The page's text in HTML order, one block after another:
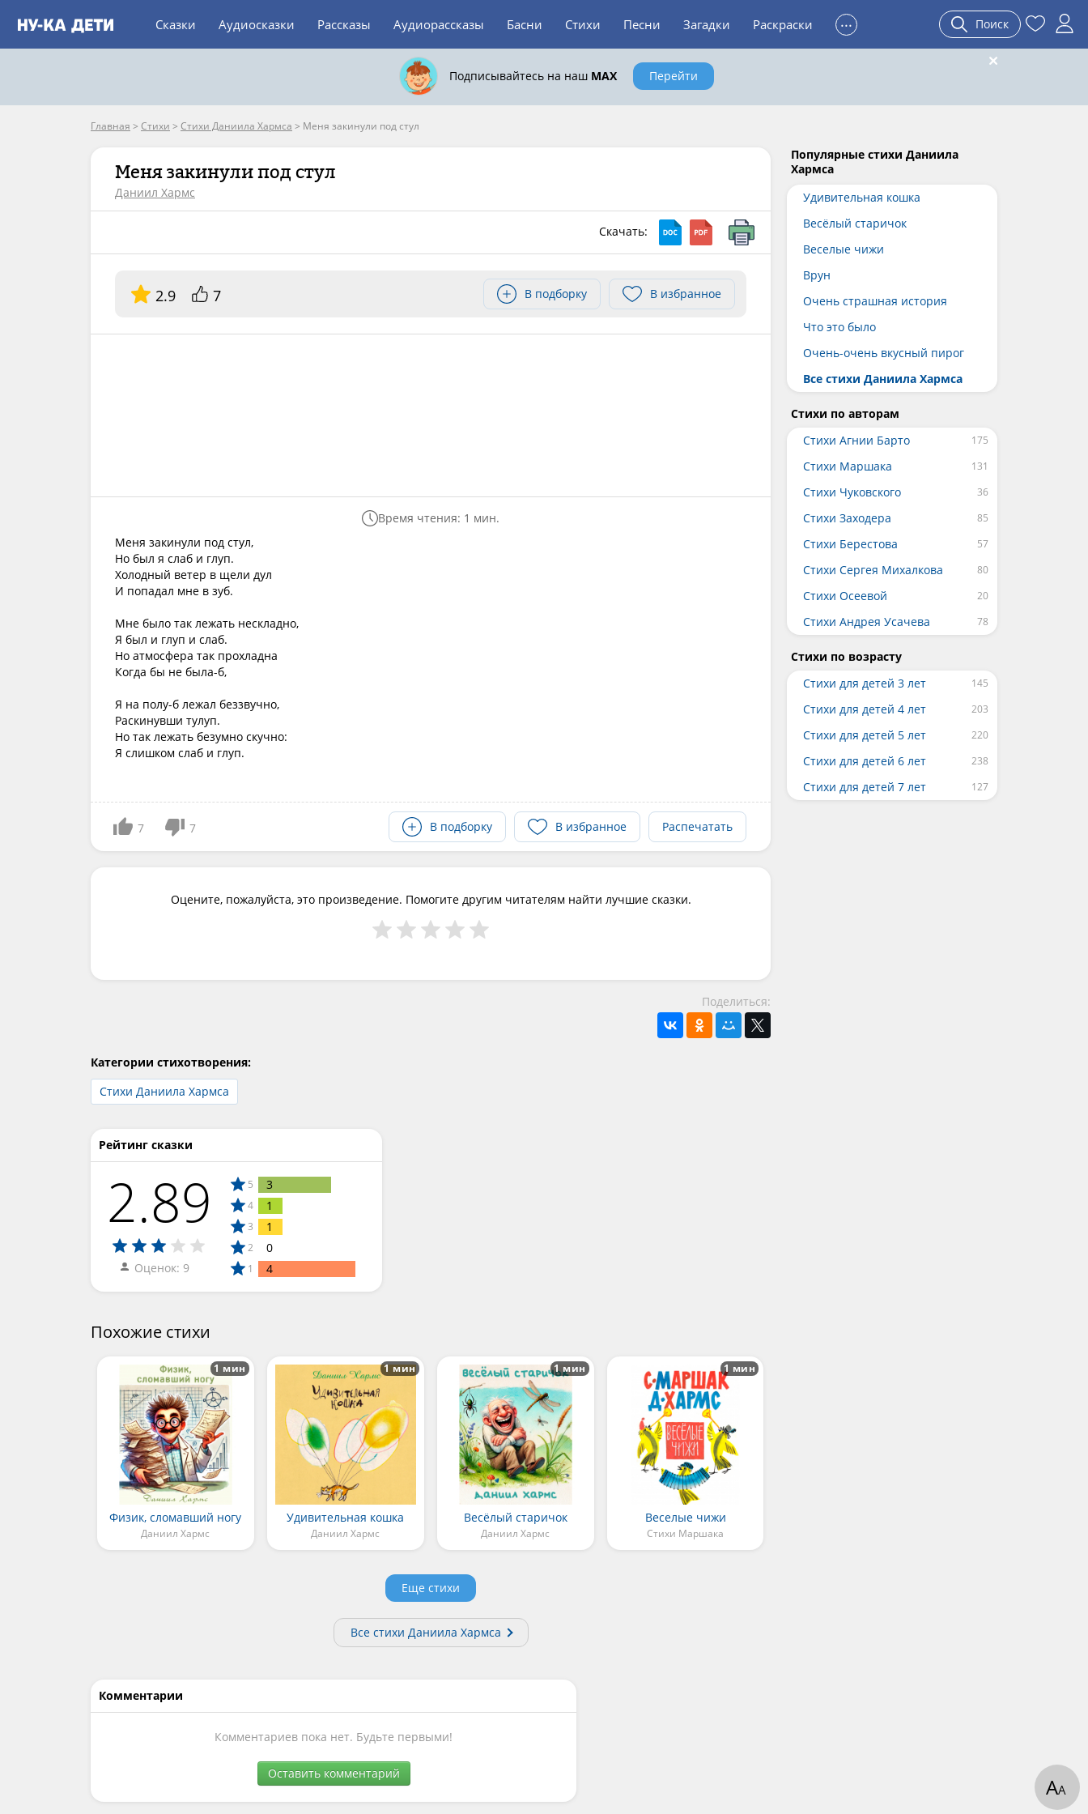
Сказки Аудиосказки Рассказы Аудиорассказы Басни Стихи Песни Загадки Раскраски ... Поиск
Подписывайтесь на наш MAX Перейти
Главная > Стихи > Стихи Даниила Хармса > Меня закинули под стул
Меня закинули под стул
Даниил Хармс
Скачать:
2.9 7 В подборку В избранное
Время чтения: 1 мин.
Меня закинули под стул,
Но был я слаб и глуп.
Холодный ветер в щели дул
И попадал мне в зуб.
Мне было так лежать нескладно,
Я был и глуп и слаб.
Но атмосфера так прохладна
Когда бы не была-б,
Я на полу-б лежал беззвучно,
Раскинувши тулуп.
Но так лежать безумно скучно:
Я слишком слаб и глуп.
7 7 В подборку В избранное Распечатать
Оцените, пожалуйста, это произведение. Помогите другим читателям найти лучшие сказки.
Поделиться:
Категории стихотворения:
Стихи Даниила Хармса
Рейтинг сказки
2.89
Оценок: 9
5 3
4 1
3 1
2 0
1 4
Похожие стихи
Физик, сломавший ногу
Даниил Хармс
1 мин
Удивительная кошка
Даниил Хармс
1 мин
Весёлый старичок
Даниил Хармс
1 мин
Веселые чижи
Стихи Маршака
1 мин
Еще стихи
Все стихи Даниила Хармса
Комментарии
Комментариев пока нет. Будьте первыми!
Оставить комментарий
Популярные стихи Даниила
Хармса
Удивительная кошка
Весёлый старичок
Веселые чижи
Врун
Очень страшная история
Что это было
Очень-очень вкусный пирог
Все стихи Даниила Хармса
Стихи по авторам
Стихи Агнии Барто
Стихи Маршака
Стихи Чуковского
Стихи Заходера
Стихи Берестова
Стихи Сергея Михалкова
Стихи Осеевой
Стихи Андрея Усачева
Стихи по возрасту
Стихи для детей 3 лет
Стихи для детей 4 лет
Стихи для детей 5 лет
Стихи для детей 6 лет
Стихи для детей 7 лет
АА